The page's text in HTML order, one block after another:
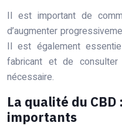
Il est important de
d’augmenter
Il est également
fabricant et de
nécessaire.
La qualité du
importants